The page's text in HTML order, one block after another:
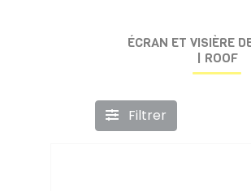
ÉCRAN ET VISIÈRE
| ROOF
Filtrer